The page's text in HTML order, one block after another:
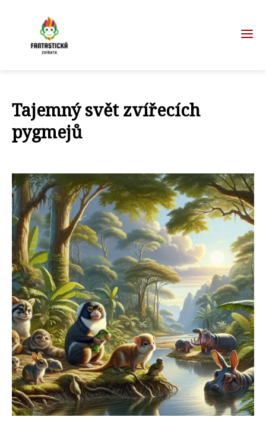
Tajemný svět zvířecích
pygmejů